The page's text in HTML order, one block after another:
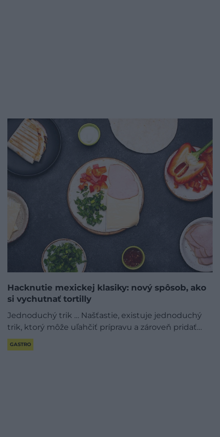
Hacknutie mexickej klasiky: nový spôsob, ako
si vychutnať tortilly
Jednoduchý trik … Našťastie, existuje jednoduchý
trik, ktorý môže uľahčiť prípravu a zároveň pridať…
GASTRO